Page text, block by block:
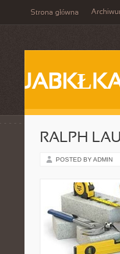
Strona główna
RALPH
POSTED BY ADMIN